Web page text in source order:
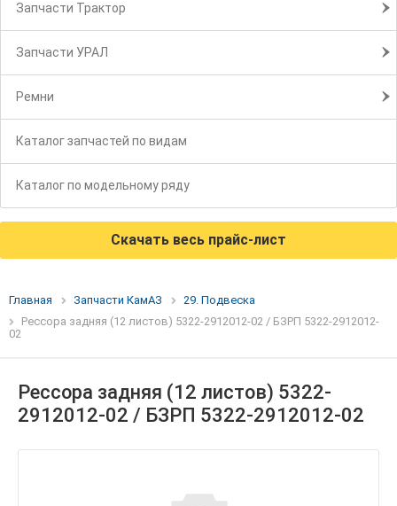
Запчасти Трактор
Запчасти УРАЛ
Ремни
Каталог запчастей по видам
Каталог по модельному ряду
Скачать весь прайс-лист
Главная Запчасти КамАЗ
29. Подвеска
Рессора задняя (12 листов) 5322-2912012-02 / БЗРП 5322-2912012-
02
Рессора задняя (12 листов) 5322-
2912012-02 / БЗРП 5322-2912012-02